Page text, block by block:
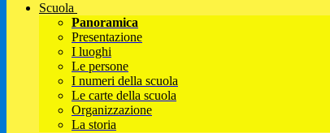
Scuola
Panoramica
Presentazione
I luoghi
Le persone
I numeri della scuola
Le carte della scuola
Organizzazione
La storia